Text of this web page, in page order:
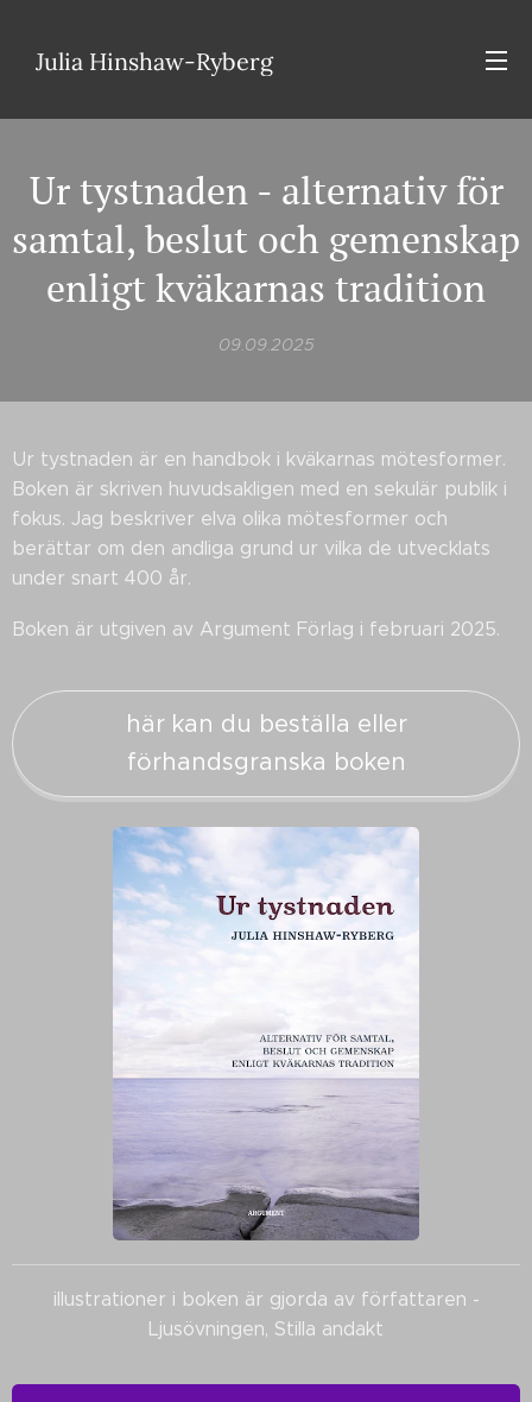
Julia Hinshaw-Ryberg
Ur tystnaden - alternativ för
samtal, beslut och gemenskap
enligt kväkarnas tradition
09.09.2025
Ur tystnaden är en handbok i kväkarnas mötesformer.
Boken är skriven huvudsakligen med en sekulär publik i
fokus. Jag beskriver elva olika mötesformer och
berättar om den andliga grund ur vilka de utvecklats
under snart 400 år.
Boken är utgiven av Argument Förlag i februari 2025.
här kan du beställa eller
förhandsgranska boken
illustrationer i boken är gjorda av författaren -
Ljusövningen, Stilla andakt